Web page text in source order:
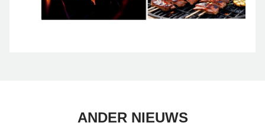
ANDER NIEUWS